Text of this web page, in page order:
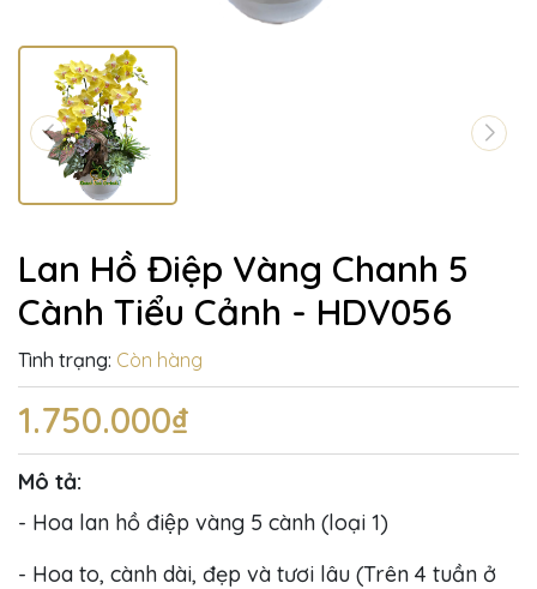
Lan Hồ Điệp Vàng Chanh 5
Cành Tiểu Cảnh - HDV056
Tình trạng: Còn hàng
1.750.000₫
Mô tả:
- Hoa lan hồ điệp vàng 5 cành (loại 1)
- Hoa to, cành dài, đẹp và tươi lâu (Trên 4 tuần ở